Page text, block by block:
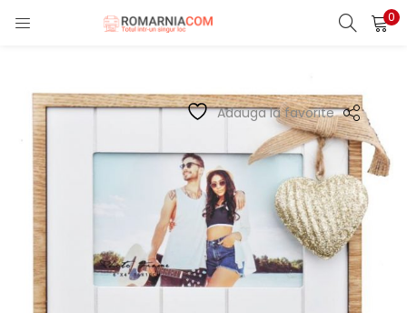
0
LOGIN REGISTER
Enter your username and password to login.
Remember me
Adauga la favorite